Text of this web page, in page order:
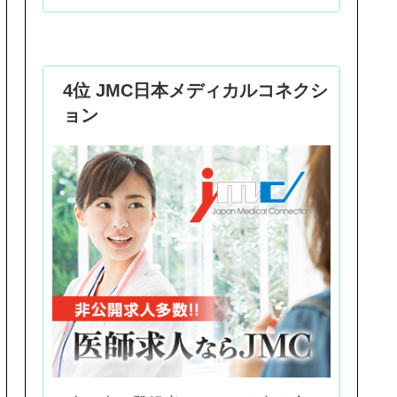
4位 JMC日本メディカルコネクシ
ョン